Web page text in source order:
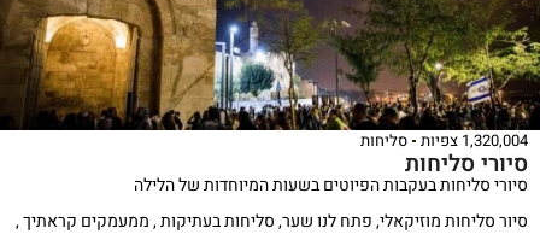
1,320,004 צפיות סליחות
סיורי סליחות
סיורי סליחות בעקבות הפיוטים בשעות המיוחדות של הלילה
סיור סליחות מוזיקאלי, פתח לנו שער, סליחות בעתיקות , ממעמקים קראתיך ,